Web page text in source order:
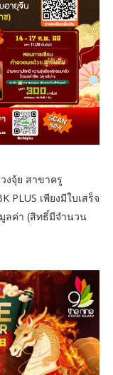
งจุ้ย สาขาครู
เพียงมีใบเสร็จ
ลค่า (สิทธิ์มีจำนวน